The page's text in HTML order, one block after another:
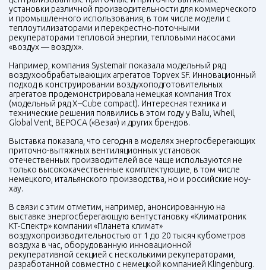
установки различной производительности для коммерческого
и промышленного использования, в том числе модели с
теплоутилизаторами и перекрестно-поточными
рекуператорами тепловой энергии, тепловыми насосами
«воздух — воздух».
Например, компания Systemair показала модельный ряд
воздухообрабатывающих агрегатов Topvex SF. Инновационный
подход в конструировании воздухоподготовительных
агрегатов продемонстрировала немецкая компания Trox
(модельный ряд X–Cube compact). Интересная техника и
технические решения появились в этом году у Ballu, Wheil,
Global Vent, ВЕРОСА («Веза») и других брендов.
Выставка показала, что сегодня в моделях энергосберегающих
приточно-вытяжных вентиляционных установок
отечественных производителей все чаще используются не
только высококачественные комплектующие, в том числе
немецкого, итальянского производства, но и российские ноу-
хау.
В связи с этим отметим, например, анонсированную на
выставке энергосберегающую вентустановку «Климатроник
КТ-Спектр» компании «Планета климат»
воздухопроизводительностью от 1 до 20 тысяч кубометров
воздуха в час, оборудованную инновационной
рекуперативной секцией с несколькими рекуператорами,
разработанной совместно с немецкой компанией Klingenburg.